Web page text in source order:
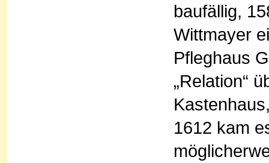
baufällig,
Wittmayer
Pfleghaus
„Relation“
1612 kam